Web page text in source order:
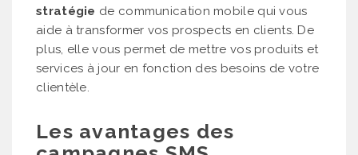
stratégie de communication mobile qui vous
aide à transformer vos prospects en clients. De
plus, elle vous permet de mettre vos produits et
services à jour en fonction des besoins de votre
clientèle.
Les avantages des